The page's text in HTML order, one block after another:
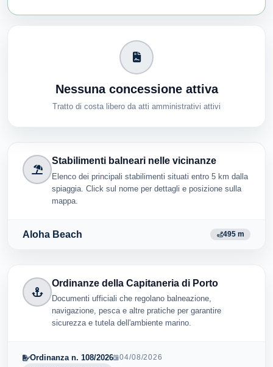
Nessuna concessione attiva
Tratto di costa libero da atti amministrativi attivi
Stabilimenti balneari nelle vicinanze
Elenco dei principali stabilimenti situati entro 5 km dalla
spiaggia. Click sul nome per dettagli e posizione sulla
mappa.
Aloha Beach 495 m
Ordinanze della Capitaneria di Porto
Documenti ufficiali che regolano balneazione,
navigazione, pesca e altre pratiche per garantire
sicurezza e tutela dell'ambiente marino.
Ordinanza n. 108/2026
04/08/2026